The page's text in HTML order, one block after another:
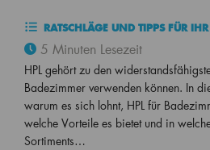
RATSCHLÄGE UND TIPPS FÜR
5 Minuten Lesezeit
HPL gehört zu den
Badezimmer verwenden können. In
warum es sich lohnt, HPL für
welche Vorteile es bietet und in
Sortiments…